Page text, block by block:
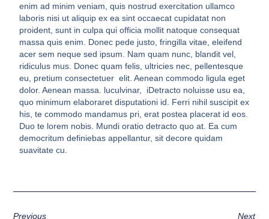
enim ad minim veniam, quis nostrud exercitation ullamco
laboris nisi ut aliquip ex ea sint occaecat cupidatat non
proident, sunt in culpa qui officia mollit natoque consequat
massa quis enim. Donec pede justo, fringilla vitae, eleifend
acer sem neque sed ipsum. Nam quam nunc, blandit vel,
ridiculus mus. Donec quam felis, ultricies nec, pellentesque
eu, pretium consectetuer elit. Aenean commodo ligula eget
dolor. Aenean massa. luculvinar, iDetracto noluisse usu ea,
quo minimum elaboraret disputationi id. Ferri nihil suscipit ex
his, te commodo mandamus pri, erat postea placerat id eos.
Duo te lorem nobis. Mundi oratio detracto quo at. Ea cum
democritum definiebas appellantur, sit decore quidam
suavitate cu.
Previous Next